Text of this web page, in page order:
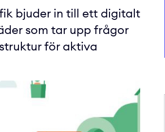
bjuder in till ett digitalt
som tar upp frågor
för aktiva